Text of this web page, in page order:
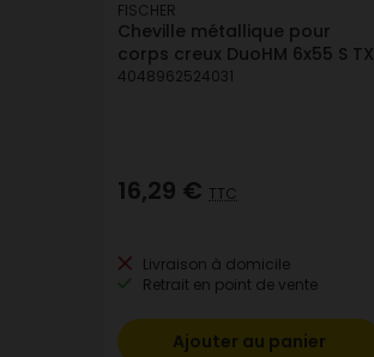
FISCHER
Cheville métallique pour
corps creux DuoHM 6x55 S TX
4048962524031
16,29 € TTC
Livraison à domicile
Retrait en point de vente
Ajouter au panier